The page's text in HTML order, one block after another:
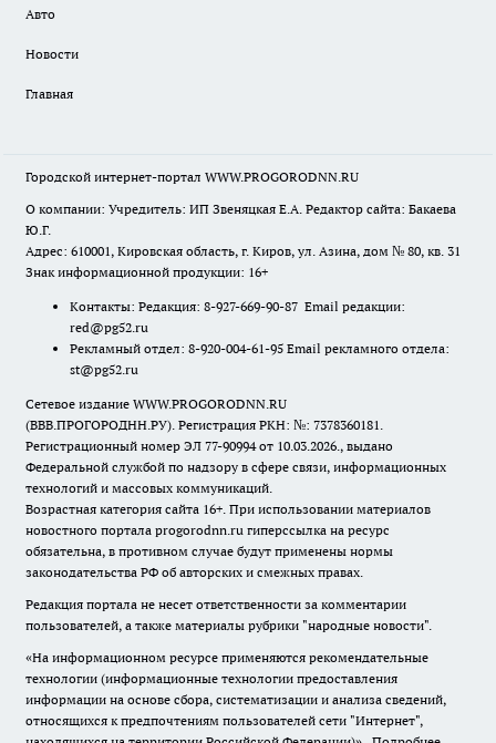
Авто
Новости
Главная
Городской интернет-портал WWW.PROGORODNN.RU
О компании: Учредитель: ИП Звеняцкая Е.А. Редактор сайта: Бакаева
Ю.Г.
Адрес: 610001, Кировская область, г. Киров, ул. Азина, дом № 80, кв. 31
Знак информационной продукции: 16+
Контакты: Редакция: 8-927-669-90-87 Email редакции:
red@pg52.ru
Рекламный отдел: 8-920-004-61-95 Email рекламного отдела:
st@pg52.ru
Сетевое издание WWW.PROGORODNN.RU
(ВВВ.ПРОГОРОДНН.РУ). Регистрация РКН: №: 7378360181.
Регистрационный номер ЭЛ 77-90994 от 10.03.2026., выдано
Федеральной службой по надзору в сфере связи, информационных
технологий и массовых коммуникаций.
Возрастная категория сайта 16+. При использовании материалов
новостного портала progorodnn.ru гиперссылка на ресурс
обязательна, в противном случае будут применены нормы
законодательства РФ об авторских и смежных правах.
Редакция портала не несет ответственности за комментарии
пользователей, а также материалы рубрики "народные новости".
«На информационном ресурсе применяются рекомендательные
технологии (информационные технологии предоставления
информации на основе сбора, систематизации и анализа сведений,
относящихся к предпочтениям пользователей сети "Интернет",